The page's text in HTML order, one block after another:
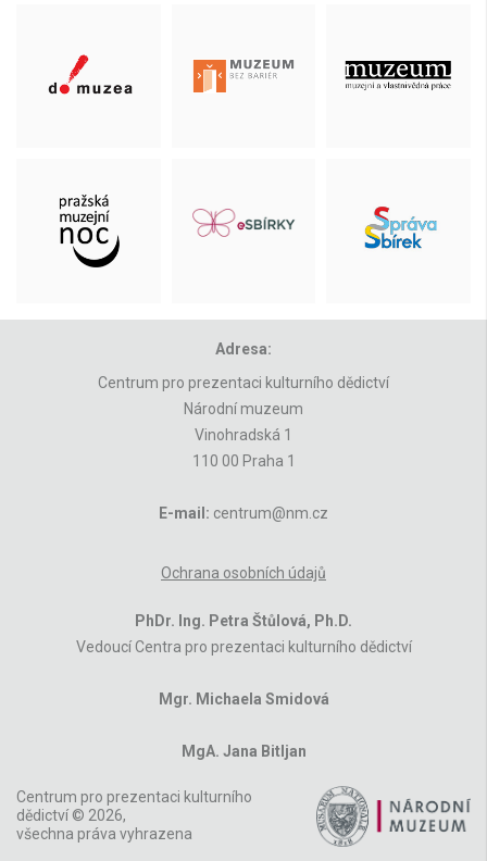
Adresa:
Centrum pro prezentaci kulturního dědictví
Národní muzeum
Vinohradská 1
110 00 Praha 1
E-mail: centrum@nm.cz
Ochrana osobních údajů
PhDr. Ing. Petra Štůlová, Ph.D.
Vedoucí Centra pro prezentaci kulturního dědictví
Mgr. Michaela Smidová
MgA. Jana Bitljan
Centrum pro prezentaci kulturního
dědictví © 2026,
všechna práva vyhrazena